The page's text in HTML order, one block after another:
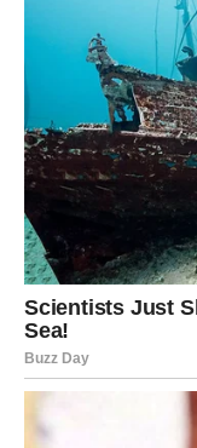
palačinke kušati dok
dodavanjem